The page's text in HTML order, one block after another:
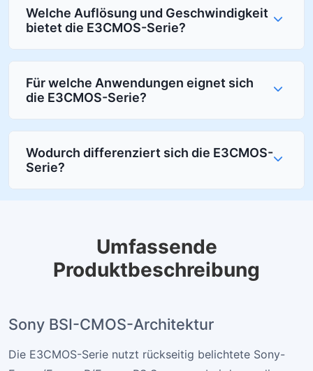
Welche Auflösung und Geschwindigkeit
bietet die E3CMOS-Serie?
Für welche Anwendungen eignet sich
die E3CMOS-Serie?
Wodurch differenziert sich die E3CMOS-
Serie?
Umfassende
Produktbeschreibung
Sony BSI-CMOS-Architektur
Die E3CMOS-Serie nutzt rückseitig belichtete Sony-